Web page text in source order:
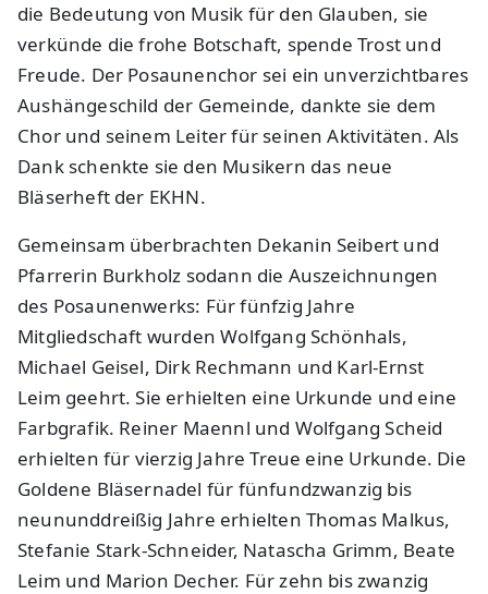
die Bedeutung von Musik für den Glauben, sie
verkünde die frohe Botschaft, spende Trost und
Freude. Der Posaunenchor sei ein unverzichtbares
Aushängeschild der Gemeinde, dankte sie dem
Chor und seinem Leiter für seinen Aktivitäten. Als
Dank schenkte sie den Musikern das neue
Bläserheft der EKHN.
Gemeinsam überbrachten Dekanin Seibert und
Pfarrerin Burkholz sodann die Auszeichnungen
des Posaunenwerks: Für fünfzig Jahre
Mitgliedschaft wurden Wolfgang Schönhals,
Michael Geisel, Dirk Rechmann und Karl-Ernst
Leim geehrt. Sie erhielten eine Urkunde und eine
Farbgrafik. Reiner Maennl und Wolfgang Scheid
erhielten für vierzig Jahre Treue eine Urkunde. Die
Goldene Bläsernadel für fünfundzwanzig bis
neununddreißig Jahre erhielten Thomas Malkus,
Stefanie Stark-Schneider, Natascha Grimm, Beate
Leim und Marion Decher. Für zehn bis zwanzig